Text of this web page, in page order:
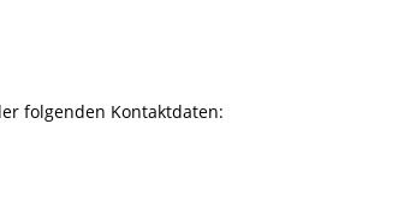
folgenden Kontaktdaten: